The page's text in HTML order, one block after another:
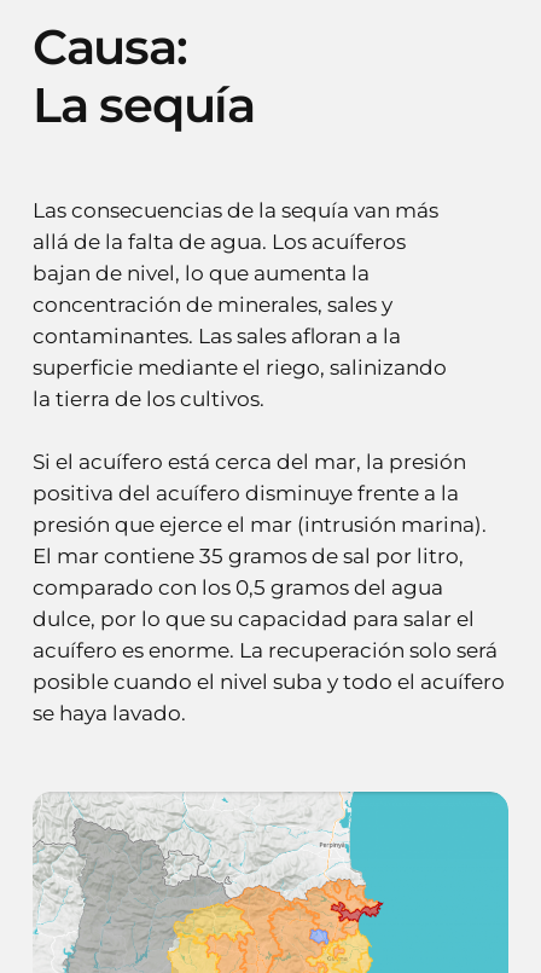
Causa:
La sequía
Las consecuencias de la sequía van más
allá de la falta de agua. Los acuíferos
bajan de nivel, lo que aumenta la
concentración de minerales, sales y
contaminantes. Las sales afloran a la
superficie mediante el riego, salinizando
la tierra de los cultivos.
Si el acuífero está cerca del mar, la presión
positiva del acuífero disminuye frente a la
presión que ejerce el mar (intrusión marina).
El mar contiene 35 gramos de sal por litro,
comparado con los 0,5 gramos del agua
dulce, por lo que su capacidad para salar el
acuífero es enorme. La recuperación solo será
posible cuando el nivel suba y todo el acuífero
se haya lavado.